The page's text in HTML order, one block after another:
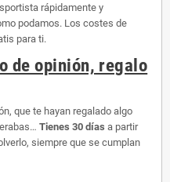
rápidamente y
podamos. Los costes de
para ti.
de opinión, regalo
que te hayan regalado algo
Tienes 30 días a partir
siempre que se cumplan